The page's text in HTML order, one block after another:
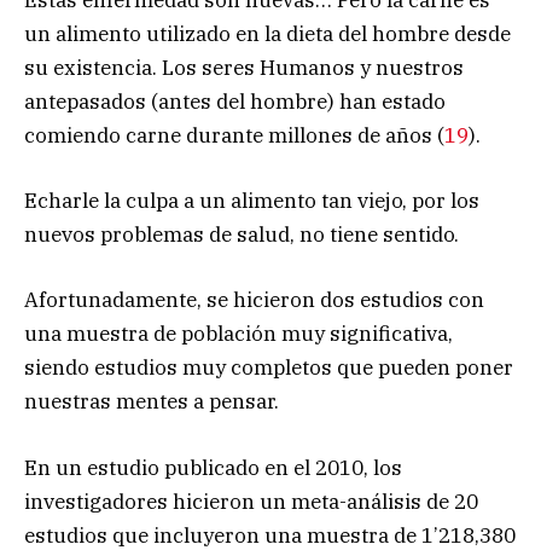
un alimento utilizado en la dieta del hombre desde
su existencia. Los seres Humanos y nuestros
antepasados (antes del hombre) han estado
comiendo carne durante millones de años (19).
Echarle la culpa a un alimento tan viejo, por los
nuevos problemas de salud, no tiene sentido.
Afortunadamente, se hicieron dos estudios con
una muestra de población muy significativa,
siendo estudios muy completos que pueden poner
nuestras mentes a pensar.
En un estudio publicado en el 2010, los
investigadores hicieron un meta-análisis de 20
estudios que incluyeron una muestra de 1’218,380